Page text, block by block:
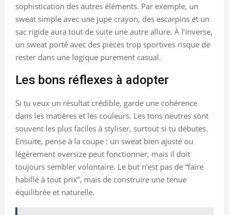
sophistication des autres éléments. Par exemple, un
sweat simple avec une jupe crayon, des escarpins et un
sac rigide aura tout de suite une autre allure. À l’inverse,
un sweat porté avec des pièces trop sportives risque de
rester dans une logique purement casual.
Les bons réflexes à adopter
Si tu veux un résultat crédible, garde une cohérence
dans les matières et les couleurs. Les tons neutres sont
souvent les plus faciles à styliser, surtout si tu débutes.
Ensuite, pense à la coupe : un sweat bien ajusté ou
légèrement oversize peut fonctionner, mais il doit
toujours sembler volontaire. Le but n’est pas de “faire
habillé à tout prix”, mais de construire une tenue
équilibrée et naturelle.